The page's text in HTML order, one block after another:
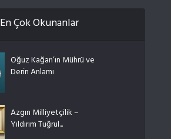
En Çok Okunanlar
Oğuz Kağan’ın Mührü ve
Derin Anlamı
Azgın Milliyetçilik –
Yıldırım Tuğrul...